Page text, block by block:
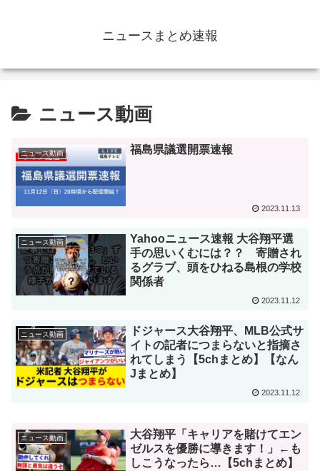
ニュースまとめ速報
ニュース動画
ニュース動画 福島県議選開票速報
2023.11.13
ニュース動画
Yahooニュース速報 大谷翔平選
手の思いくむには？？ 寄贈され
るグラブ、頭をひねる島根の学校
関係者
2023.11.12
ニュース動画
ドジャース大谷翔平、MLB公式サ
イトの記者につまらないと指摘さ
れてしまう【5chまとめ】【なん
Jまとめ】
2023.11.12
ニュース動画
大谷翔平「キャリアを賭けてエン
ゼルスを優勝に導きます！」←も
しこうなったら…【5chまとめ】